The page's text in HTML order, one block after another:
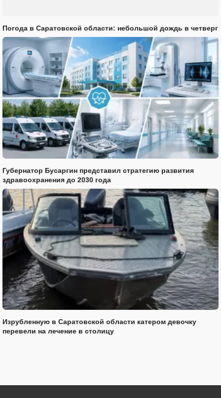
Погода в Саратовской области: небольшой дождь в четверг
Губернатор Бусаргин представил стратегию развития
здравоохранения до 2030 года
Изрубленную в Саратовской области катером девочку
перевели на лечение в столицу